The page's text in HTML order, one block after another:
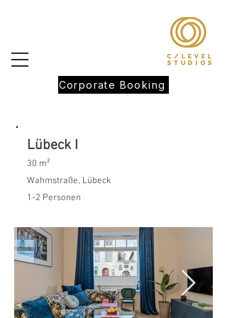
Corporate Booking
Lübeck I
30 m²
Wahmstraße, Lübeck
1-2 Personen